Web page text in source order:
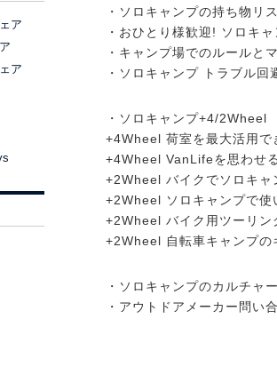
・ソロキャンプの持ち物リ
・おひとり様歓迎! ソロキ
・キャンプ場でのルールと
・ソロキャンプ トラブル回
・ソロキャンプ+4/2Wheel
+4Wheel 荷室を最大活用で
+4Wheel VanLifeを思わせ
+2Wheel バイクでソロキャ
+2Wheel ソロキャンプで使
+2Wheel バイク用ツーリン
+2Wheel 自転車キャンプの
・ソロキャンプのカルチャー
・アウトドアメーカー問い
ア
ア